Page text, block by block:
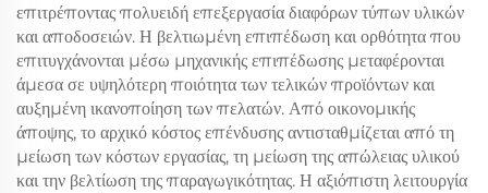
επιτρέποντας πολυειδή επεξεργασία διαφόρων τύπων υλικών
και αποδοσειών. Η βελτιωμένη επιπέδωση και ορθότητα που
επιτυγχάνονται μέσω μηχανικής επιπέδωσης μεταφέρονται
άμεσα σε υψηλότερη ποιότητα των τελικών προϊόντων και
αυξημένη ικανοποίηση των πελατών. Από οικονομικής
άποψης, το αρχικό κόστος επένδυσης αντισταθμίζεται από τη
μείωση των κόστων εργασίας, τη μείωση της απώλειας υλικού
και την βελτίωση της παραγωγικότητας. Η αξιόπιστη λειτουργία